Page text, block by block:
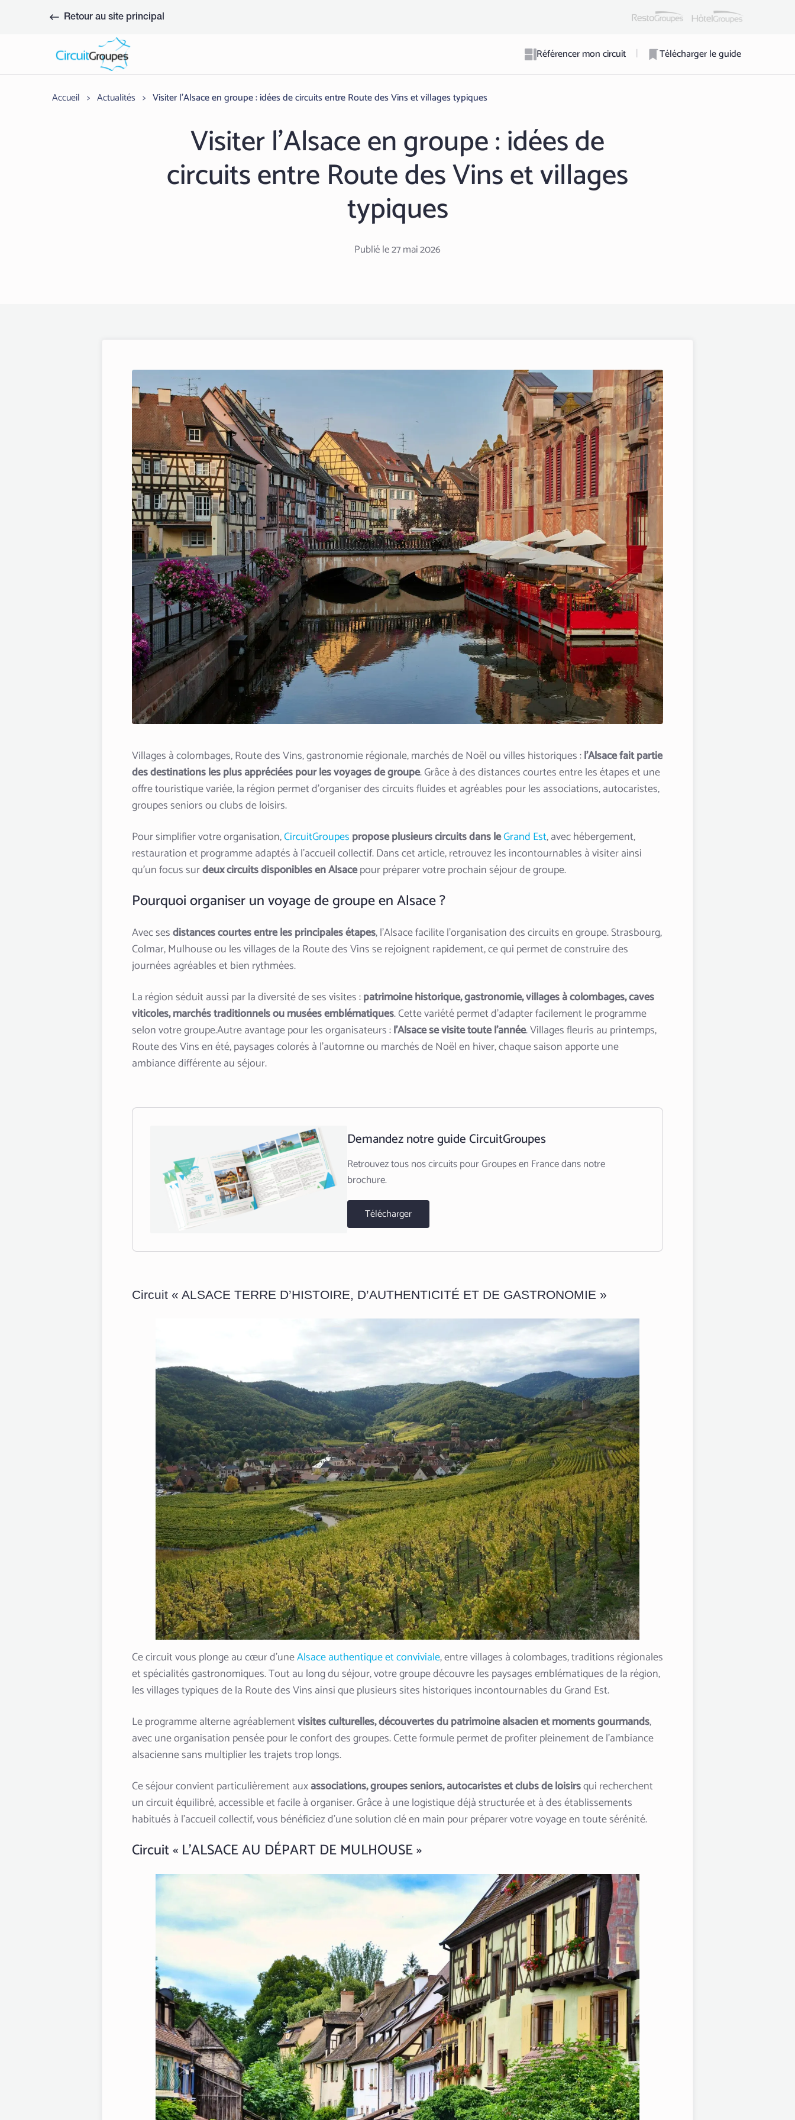
Retour au site principal
Référencer mon circuit | Télécharger le guide
Accueil > Actualités > Visiter l’Alsace en groupe : idées de circuits entre Route des Vins et villages typiques
Visiter l’Alsace en groupe : idées de
circuits entre Route des Vins et villages
typiques
Publié le 27 mai 2026
Villages à colombages, Route des Vins, gastronomie régionale, marchés de Noël ou villes historiques :l’Alsace fait partie
des destinations les plus appréciées pour les voyages de groupe. Grâce à des distances courtes entre les étapes et une
offre touristique variée, la région permet d’organiser des circuits fluides et agréables pour les associations, autocaristes,
groupes seniors ou clubs de loisirs.
Pour simplifier votre organisation,CircuitGroupes propose plusieurs circuits dans leGrand Est, avec hébergement,
restauration et programme adaptés à l’accueil collectif. Dans cet article, retrouvez les incontournables à visiter ainsi
qu’un focus surdeux circuits disponibles en Alsacepour préparer votre prochain séjour de groupe.
Pourquoi organiser un voyage de groupe en Alsace ?
Avec sesdistances courtes entre les principales étapes, l’Alsace facilite l’organisation des circuits en groupe. Strasbourg,
Colmar, Mulhouse ou les villages de la Route des Vins se rejoignent rapidement, ce qui permet de construire des
journées agréables et bien rythmées.
La région séduit aussi par la diversité de ses visites :patrimoine historique, gastronomie, villages à colombages, caves
viticoles, marchés traditionnels ou musées emblématiques. Cette variété permet d’adapter facilement le programme
selon votre groupe.Autre avantage pour les organisateurs :l’Alsace se visite toute l’année. Villages fleuris au printemps,
Route des Vins en été, paysages colorés à l’automne ou marchés de Noël en hiver, chaque saison apporte une
ambiance différente au séjour.
Demandez notre guide CircuitGroupes
Retrouvez tous nos circuits pour Groupes en France dans notre
brochure.
Télécharger
Circuit « ALSACE TERRE D’HISTOIRE, D’AUTHENTICITÉ ET DE GASTRONOMIE »
Ce circuit vous plonge au cœur d’uneAlsace authentique et conviviale, entre villages à colombages, traditions régionales
et spécialités gastronomiques. Tout au long du séjour, votre groupe découvre les paysages emblématiques de la région,
les villages typiques de la Route des Vins ainsi que plusieurs sites historiques incontournables du Grand Est.
Le programme alterne agréablementvisites culturelles, découvertes du patrimoine alsacien et moments gourmands,
avec une organisation pensée pour le confort des groupes. Cette formule permet de profiter pleinement de l’ambiance
alsacienne sans multiplier les trajets trop longs.
Ce séjour convient particulièrement auxassociations, groupes seniors, autocaristes et clubs de loisirsqui recherchent
un circuit équilibré, accessible et facile à organiser. Grâce à une logistique déjà structurée et à des établissements
habitués à l’accueil collectif, vous bénéficiez d’une solution clé en main pour préparer votre voyage en toute sérénité.
Circuit « L’ALSACE AU DÉPART DE MULHOUSE »